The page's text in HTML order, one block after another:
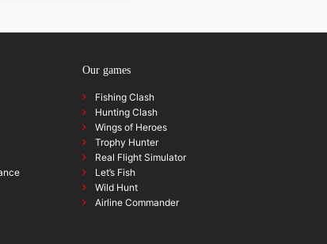
Our games
Fishing Clash
Hunting Clash
Wings of Heroes
Trophy Hunter
Real Flight Simulator
Let’s Fish
Wild Hunt
Airline Commander